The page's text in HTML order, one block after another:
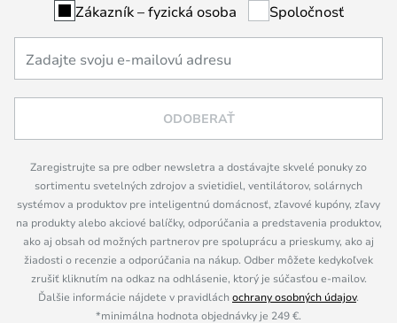
Zákazník – fyzická osoba Spoločnosť
ODOBERAŤ
Zaregistrujte sa pre odber newsletra a dostávajte skvelé ponuky zo
sortimentu svetelných zdrojov a svietidiel, ventilátorov, solárnych
systémov a produktov pre inteligentnú domácnosť, zľavové kupóny, zľavy
na produkty alebo akciové balíčky, odporúčania a predstavenia produktov,
ako aj obsah od možných partnerov pre spoluprácu a prieskumy, ako aj
žiadosti o recenzie a odporúčania na nákup. Odber môžete kedykoľvek
zrušiť kliknutím na odkaz na odhlásenie, ktorý je súčasťou e-mailov.
Ďalšie informácie nájdete v pravidláchochrany osobných údajov.
*minimálna hodnota objednávky je 249 €.